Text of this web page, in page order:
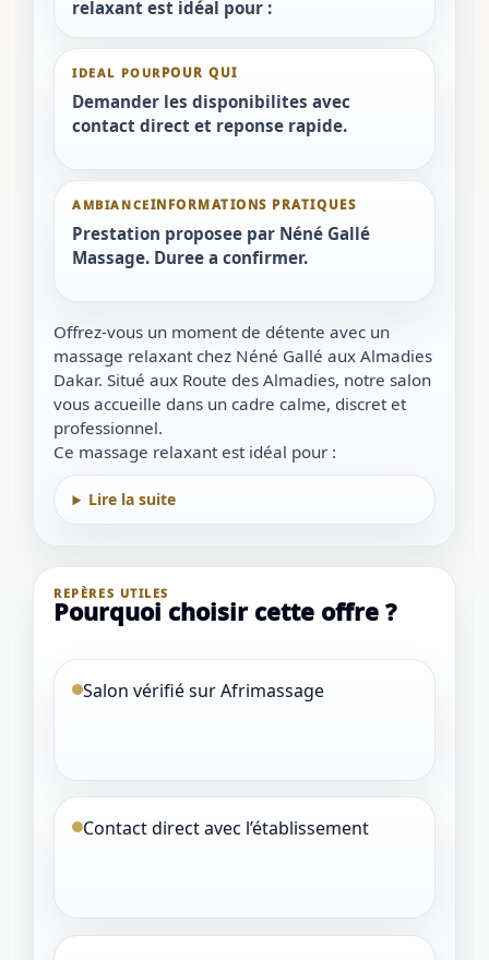
relaxant est idéal pour :
IDEAL POUR
Demander les disponibilites avec
contact direct et reponse rapide.
AMBIANCE
Prestation proposee par Néné Gallé
Massage. Duree a confirmer.
Offrez-vous un moment de détente avec un
massage relaxant chez Néné Gallé aux Almadies
Dakar. Situé aux Route des Almadies, notre salon
vous accueille dans un cadre calme, discret et
professionnel.
Ce massage relaxant est idéal pour :
Lire la suite
REPÈRES UTILES
Pourquoi choisir cette offre ?
Salon vérifié sur Afrimassage
Contact direct avec l’établissement